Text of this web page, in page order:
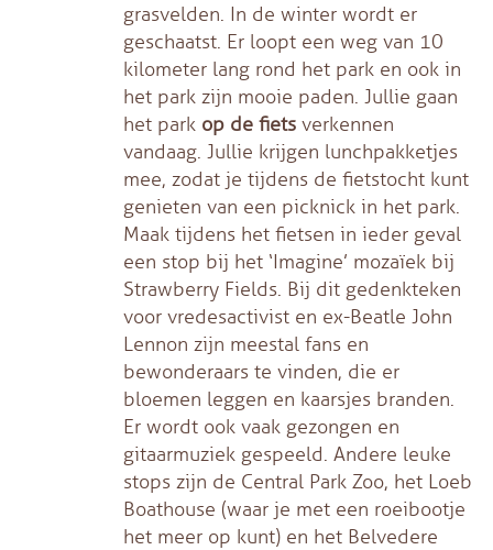
grasvelden. In de winter wordt er
geschaatst. Er loopt een weg van 10
kilometer lang rond het park en ook in
het park zijn mooie paden. Jullie gaan
het park op de fiets verkennen
vandaag. Jullie krijgen lunchpakketjes
mee, zodat je tijdens de fietstocht kunt
genieten van een picknick in het park.
Maak tijdens het fietsen in ieder geval
een stop bij het ‘Imagine’ mozaïek bij
Strawberry Fields. Bij dit gedenkteken
voor vredesactivist en ex-Beatle John
Lennon zijn meestal fans en
bewonderaars te vinden, die er
bloemen leggen en kaarsjes branden.
Er wordt ook vaak gezongen en
gitaarmuziek gespeeld. Andere leuke
stops zijn de Central Park Zoo, het Loeb
Boathouse (waar je met een roeibootje
het meer op kunt) en het Belvedere